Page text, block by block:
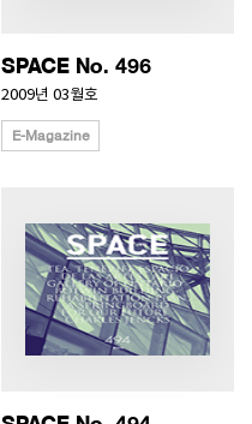
SPACE No. 496
2009년 03월호
E-Magazine